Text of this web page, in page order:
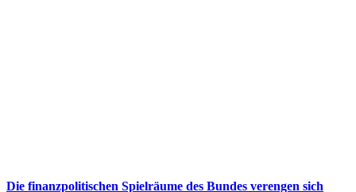
Die finanzpolitischen Spielräume des Bundes verengen sich